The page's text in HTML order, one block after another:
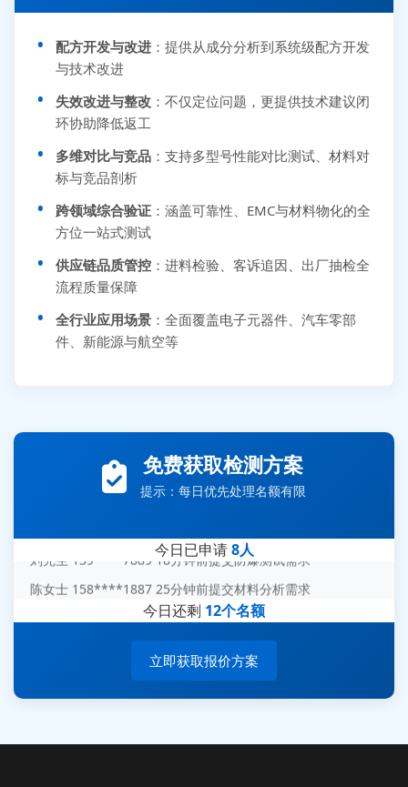
配方开发与改进 ：提供从成分分析到系统级配方开发
与技术改进
失效改进与整改 ：不仅定位问题，更提供技术建议闭
环协助降低返工
多维对比与竞品 ：支持多型号性能对比测试、材料对
标与竞品剖析
跨领域综合验证 ：涵盖可靠性、EMC与材料物化的全
方位一站式测试
供应链品质管控 ：进料检验、客诉追因、出厂抽检全
流程质量保障
全行业应用场景 ：全面覆盖电子元器件、汽车零部
件、新能源与航空等
免费获取检测方案
提示：每日优先处理名额有限
今日已申请8人
李女士 159****5393 3分钟前提交可靠性测试需求
王经理 186****9012 7分钟前提交并网/涉网试验需求
刘先生 139****7889 18分钟前提交防爆测试需求
陈女士 158****1887 25分钟前提交材料分析需求
杨经理 187****6696 30分钟前提交无人机测试需求
周总 136****0539 35分钟前提交机器人测试需求
今日还剩 12个名额
立即获取报价方案